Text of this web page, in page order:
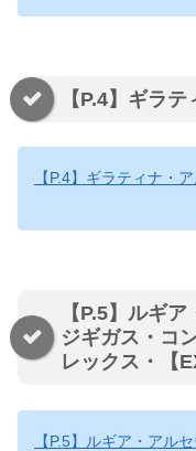
【P.4】ギラ
【P.4】ギラティナ・
【P.5】ルギ
ジギガス・コ
レックス・【
【P.5】ルギア・アル